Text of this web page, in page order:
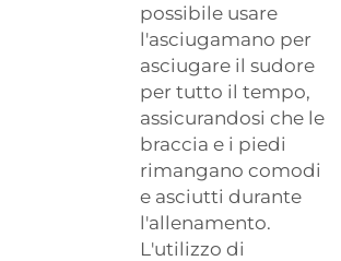
possibile usare
l'asciugamano per
asciugare il sudore
per tutto il tempo,
assicurandosi che le
braccia e i piedi
rimangano comodi
e asciutti durante
l'allenamento.
L'utilizzo di